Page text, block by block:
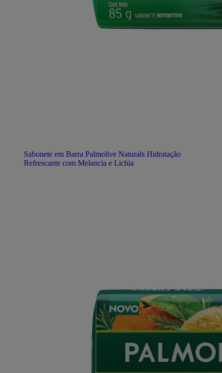
Sabonete em Barra Palmolive Naturals Hidratação
Refrescante com Melancia e Lichia